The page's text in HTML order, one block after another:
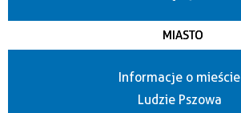
MIASTO
Informacje o mieście
Ludzie Pszowa